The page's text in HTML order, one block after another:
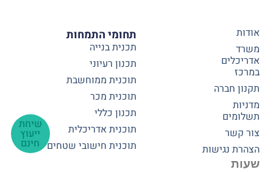
שיחת
ייעוץ
חינם
תחומי התמחות
תכנית בנייה
תכנון רעיוני
תוכנית ממוחשבת
תוכנית מכר
תכנון כללי
תוכנית אדריכלית
תוכנית חישובי שטחים
אודות
משרד
אדריכלים
במרכז
תקנון חברה
מדניות
תשלומים
צור קשר
הצהרת נגישות
שעות